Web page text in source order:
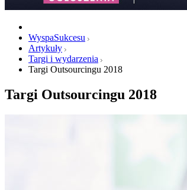
WyspaSukcesu
Artykuły
Targi i wydarzenia
Targi Outsourcingu 2018
Targi Outsourcingu 2018